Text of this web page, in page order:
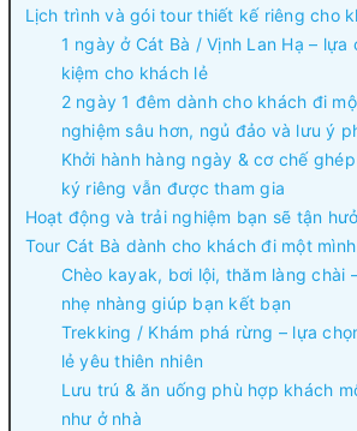
Lịch trình và gói tour thiết kế riêng cho
1 ngày ở Cát Bà / Vịnh Lan Hạ – lựa
kiệm cho khách lẻ
2 ngày 1 đêm dành cho khách đi
nghiệm sâu hơn, ngủ đảo và lưu ý
Khởi hành hàng ngày & cơ chế
ký riêng vẫn được tham gia
Hoạt động và trải nghiệm bạn sẽ tận
Tour Cát Bà dành cho khách đi một mình
Chèo kayak, bơi lội, thăm làng chài
nhẹ nhàng giúp bạn kết bạn
Trekking / Khám phá rừng – lựa
lẻ yêu thiên nhiên
Lưu trú & ăn uống phù hợp khách
như ở nhà